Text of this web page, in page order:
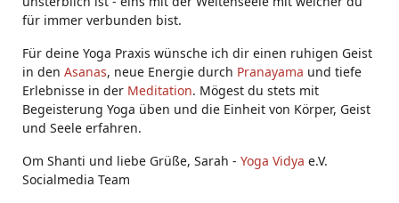
für immer verbunden bist.
Für deine Yoga Praxis wünsche ich dir einen ruhigen Geist
in den Asanas, neue Energie durch Pranayama und tiefe
Erlebnisse in der Meditation. Mögest du stets mit
Begeisterung Yoga üben und die Einheit von Körper, Geist
und Seele erfahren.
Om Shanti und liebe Grüße, Sarah - Yoga Vidya e.V.
Socialmedia Team